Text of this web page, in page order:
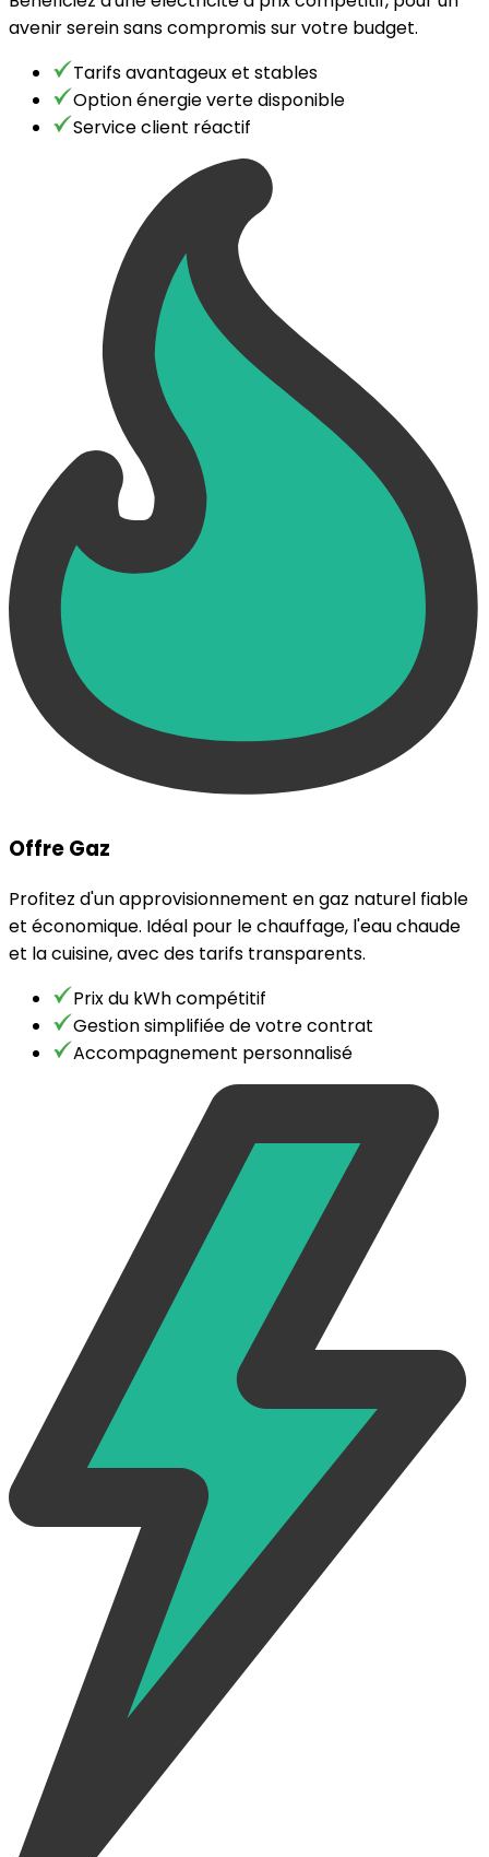
avenir serein sans compromis sur votre budget.
Tarifs avantageux et stables
Option énergie verte disponible
Service client réactif
Offre Gaz
Profitez d'un approvisionnement en gaz naturel fiable
et économique. Idéal pour le chauffage, l'eau chaude
et la cuisine, avec des tarifs transparents.
Prix du kWh compétitif
Gestion simplifiée de votre contrat
Accompagnement personnalisé